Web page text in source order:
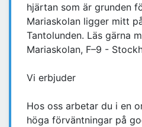
hjärtan som är grunden
Mariaskolan ligger mitt
Tantolunden. Läs gärna
Mariaskolan, F–9 -
Vi erbjuder
Hos oss arbetar du i en
höga förväntningar på